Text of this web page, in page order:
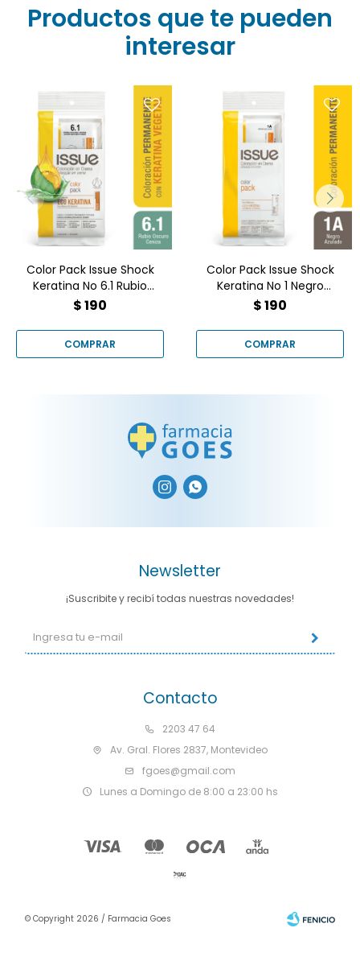
Productos que te pueden
interesar
¿Canas rebeldes o reflejos
naranjas? Logre un color
perfecto con Issue Color
Pack 6.1 Rubio Ceniza y su
máscara de keratina.
Color Pack Issue Shock
Keratina No 6.1 Rubio
Ceniza
$190
¡Logra un color intenso y
duradero con el tono
Negro Azulado! Este kit de
coloración capilar incluye
shock de keratina para
proteger y nutrir tu cabello,
dejándolo brillante y
suave. Encuéntralo en
Farmacia Goes.
Color Pack Issue Shock
Keratina No 1 Negro
Azulado
$190
 
Contacto
2203 47 64
Av. Gral. Flores 2837, Montevideo
fgoes@gmail.com
Lunes a Domingo de 8:00 a 23:00 hs
Newsletter
¡Suscribite y recibí todas nuestras novedades!
© Copyright 2026 / Farmacia Goes